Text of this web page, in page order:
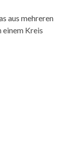
aus mehreren
einem Kreis